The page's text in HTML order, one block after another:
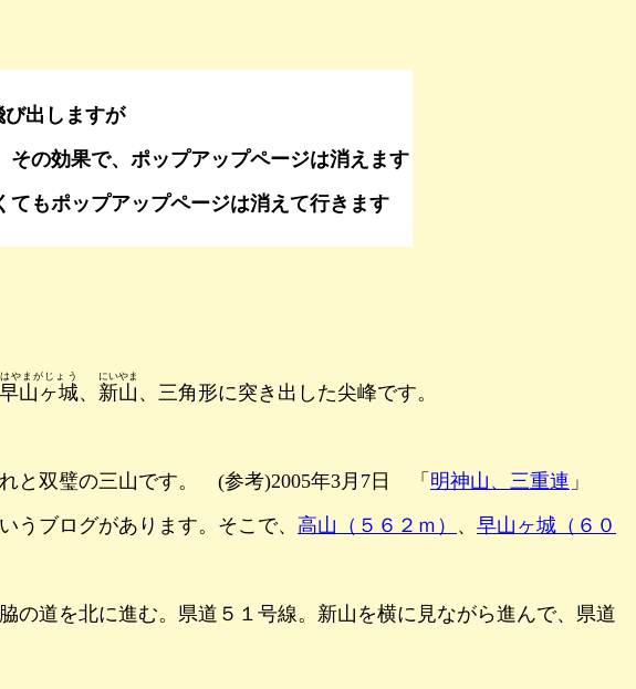
び出しますが
の効果で、ポップアップページは消えます
もポップアップページは消えて行きます
早山ヶ城
はやまがじょう
、 新山
にいやま
、三角形に突き出した尖峰です。
と双璧の三山です。 (参考)2005年3月7日 「 明神山、三重連 」
うブログがあります。そこで、 高山（５６２ｍ） 、 早山ヶ城（６０
道を北に進む。県道５１号線。新山を横に見ながら進んで、県道